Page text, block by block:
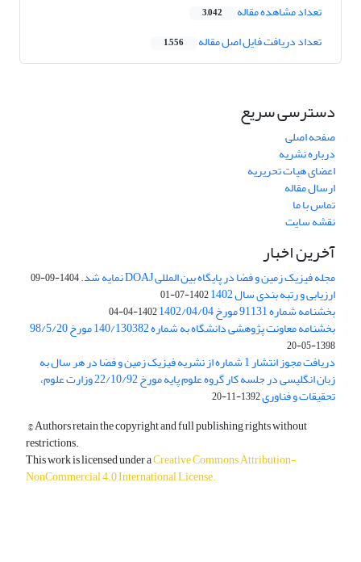
تعداد مشاهده مقاله 3,042
تعداد دریافت فایل اصل مقاله 1,556
دسترسی سریع
صفحه اصلی
درباره نشریه
اعضای هیات تحریریه
ارسال مقاله
تماس با ما
نقشه سایت
آخرین اخبار
مجله فیزیک زمین و فضا در پایگاه بین المللی DOAJ نمایه شد. 1404-09-09
ارزیابی و رتبه بندی سال 1402 1402-07-01
بخشنامه شماره 91131 مورخ 1402/04/04 1402-04-04
بخشنامه معاونت پژوهشی دانشگاه به شماره 140/130382 مورخ 98/5/20
1398-05-20
دریافت مجوز انتشار 1 شماره از نشریه فیزیک زمین و فضا در هر سال به
زبان انگلیسی در جلسه کار گروه علوم پایه مورخ 22/10/92 وزارت علوم،
تحقیقات و فناوری1392-11-20
© Authors retain the copyright and full publishing rights without
restrictions.
This work is licensed under aCreative Commons Attribution-
NonCommercial 4.0 International License.